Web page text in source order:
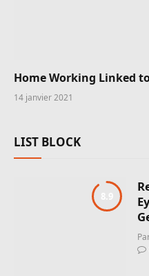
Home Working Linked
14 janvier 2021
LIST BLOCK